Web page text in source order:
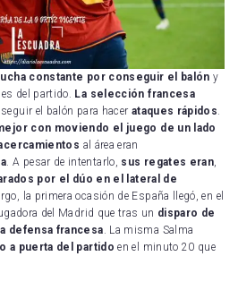
lucha constante por conseguir el balón y
del partido. La selección francesa
el balón para hacer ataques rápidos.
con moviendo el juego de un lado
al área eran
. A pesar de intentarlo, sus regates eran,
por el dúo en el lateral de
la primera ocasión de España llegó, en el
del Madrid que tras un disparo de
defensa francesa. La misma Salma
a puerta del partido en el minuto 20 que